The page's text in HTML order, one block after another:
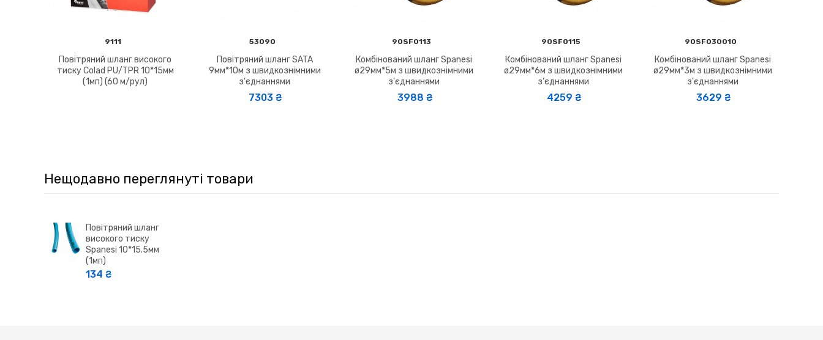
9111
Повітряний шланг високого
тиску Colad PU/TPR 10*15мм
(1мп) (60 м/рул)
53090
Повітряний шланг SATA
9мм*10м з швидкознімними
з'єднаннями
7303 ₴
90SF0113
Комбінований шланг Spanesi
ø29мм*5м з швидкознімними
з'єднаннями
3988 ₴
90SF0115
Комбінований шланг Spanesi
ø29мм*6м з швидкознімними
з'єднаннями
4259 ₴
90SF030010
Комбінований шланг Spanesi
ø29мм*3м з швидкознімними
з'єднаннями
3629 ₴
Нещодавно переглянуті товари
Повітряний шланг
високого тиску
Spanesi 10*15.5мм
(1мп)
134 ₴